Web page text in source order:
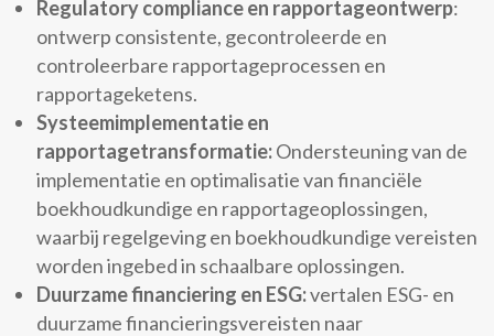
Regulatory compliance en rapportageontwerp:
ontwerp consistente, gecontroleerde en
controleerbare rapportageprocessen en
rapportageketens.
Systeemimplementatie en
rapportagetransformatie:Ondersteuning van de
implementatie en optimalisatie van financiële
boekhoudkundige en rapportageoplossingen,
waarbij regelgeving en boekhoudkundige vereisten
worden ingebed in schaalbare oplossingen.
Duurzame financiering en ESG:vertalen ESG- en
duurzame financieringsvereisten naar